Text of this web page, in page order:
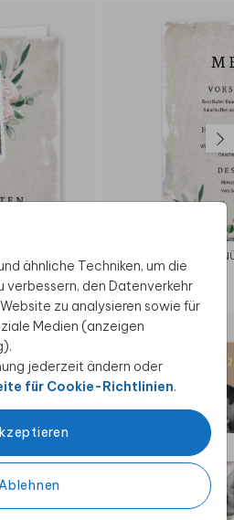
ähnliche Techniken, um die
verbessern, den Datenverkehr
zu analysieren sowie für
Medien (anzeigen
jederzeit ändern oder
für Cookie-Richtlinien.
dir auch gefallen